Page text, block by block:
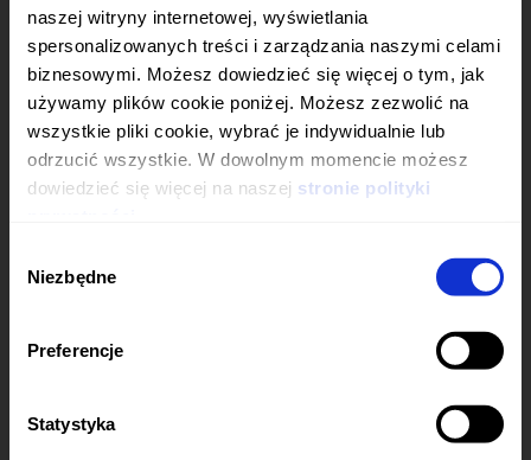
naszej witryny internetowej, wyświetlania
spersonalizowanych treści i zarządzania naszymi celami
biznesowymi. Możesz dowiedzieć się więcej o tym, jak
używamy plików cookie poniżej. Możesz zezwolić na
wszystkie pliki cookie, wybrać je indywidualnie lub
odrzucić wszystkie. W dowolnym momencie możesz
dowiedzieć się więcej na naszej stronie polityki
zgody
Niezbędne
Preferencje
Statystyka
28.06.2021
ZWYCZAJNE WALNE
ZGROMADZENIE
DOWIEDZ SIĘ
WIĘCEJ
07.06.2021 NADZWYCZAJNE WALNE
ZGROMADZENIE
DOWIEDZ SIĘ
DOWIEDZ SIĘ
WIĘCEJ
31.08.2020
DOWIEDZ SIĘ
DOWIEDZ SIĘ
CZY MASZ SKOŃCZONE
18 LAT?
Informacje na temat wykorzystywanych plików cookies